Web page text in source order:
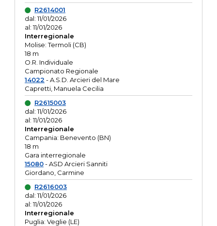
R2614001
dal: 11/01/2026
al: 11/01/2026
Interregionale
Molise: Termoli (CB)
18 m
O.R. Individuale
Campionato Regionale
14022 - A.S.D. Arcieri del Mare
Capretti, Manuela Cecilia
R2615003
dal: 11/01/2026
al: 11/01/2026
Interregionale
Campania: Benevento (BN)
18 m
Gara interregionale
15080- ASD Arcieri Sanniti
Giordano, Carmine
R2616003
dal: 11/01/2026
al: 11/01/2026
Interregionale
Puglia: Veglie (LE)